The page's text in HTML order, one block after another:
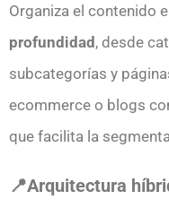
Organiza el contenido
profundidad, desde
subcategorías y
ecommerce o blogs
que facilita la
📍Arquitectura